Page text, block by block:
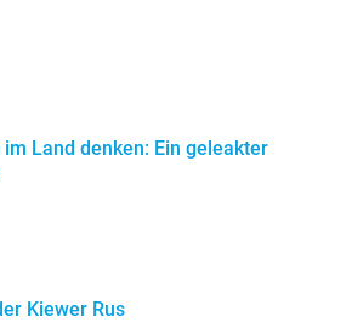
Land denken: Ein geleakter
Kiewer Rus